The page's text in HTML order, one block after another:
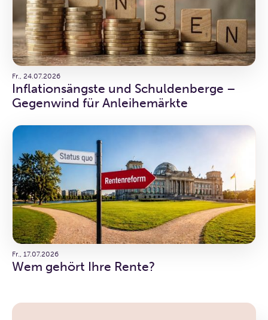
Fr., 24.07.2026
Inflationsängste und Schuldenberge –
Gegenwind für Anleihemärkte
Fr., 17.07.2026
Wem gehört Ihre Rente?